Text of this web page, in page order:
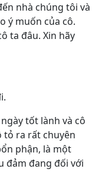
nhà chúng tôi và
ý muốn của cô.
ta đâu. Xin hãy
tốt lành và cô
tỏ ra rất chuyên
phận, là một
đảm đang đối với